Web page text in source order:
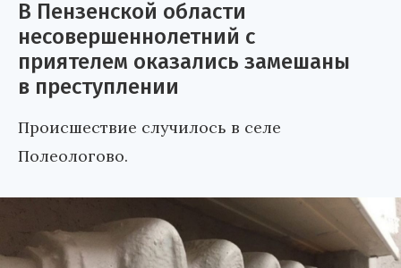
В Пензенской области
несовершеннолетний с
приятелем оказались замешаны
в преступлении
Происшествие случилось в селе
Полеологово.